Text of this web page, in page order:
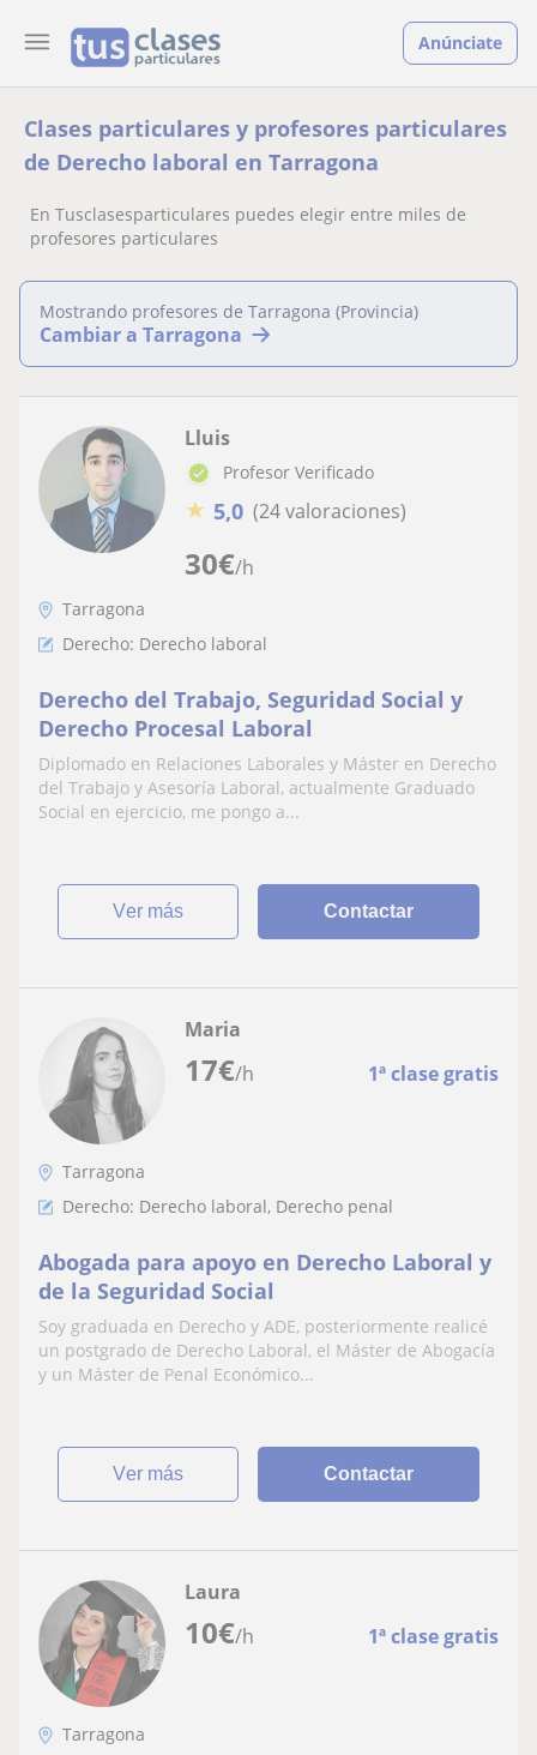
Anúnciate
Clases particulares y profesores particulares
de Derecho laboral en Tarragona
En Tusclasesparticulares puedes elegir entre miles de
profesores particulares
Mostrando profesores de Tarragona (Provincia)
Cambiar a Tarragona
30€/h
Lluis
Profesor Verificado
★ 5,0 (24 valoraciones)
Tarragona
Derecho: Derecho laboral
Derecho del Trabajo, Seguridad Social y
Derecho Procesal Laboral
Diplomado en Relaciones Laborales y Máster en Derecho
del Trabajo y Asesoría Laboral, actualmente Graduado
Social en ejercicio, me pongo a...
ver más Contactar
17€/h 1ª clase gratis
Maria
Tarragona
Derecho: Derecho laboral, Derecho penal
Abogada para apoyo en Derecho Laboral y
de la Seguridad Social
Soy graduada en Derecho y ADE, posteriormente realicé
un postgrado de Derecho Laboral, el Máster de Abogacía
y un Máster de Penal Económico...
ver más Contactar
10€/h 1ª clase gratis
Laura
Tarragona